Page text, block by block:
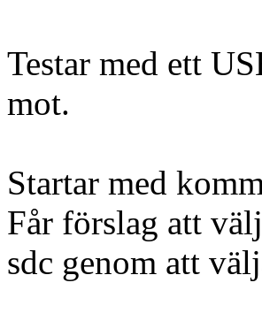
Testar med ett
mot.
Startar med
Får förslag att
sdc genom att